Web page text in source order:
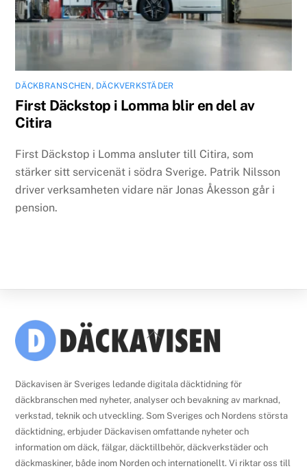
DÄCKBRANSCHEN, DÄCKVERKSTÄDER
First Däckstop i Lomma blir en del av
Citira
First Däckstop i Lomma ansluter till Citira, som
stärker sitt servicenät i södra Sverige. Patrik Nilsson
driver verksamheten vidare när Jonas Åkesson går i
pension.
Back
To
Däckavisen är Sveriges ledande digitala däcktidning för
däckbranschen med nyheter, analyser och bevakning av marknad,
verkstad, teknik och utveckling. Som Sveriges och Nordens största
däcktidning, erbjuder Däckavisen omfattande nyheter och
information om däck, fälgar, däcktillbehör, däckverkstäder och
däckmaskiner, både inom Norden och internationellt. Vi riktar oss till